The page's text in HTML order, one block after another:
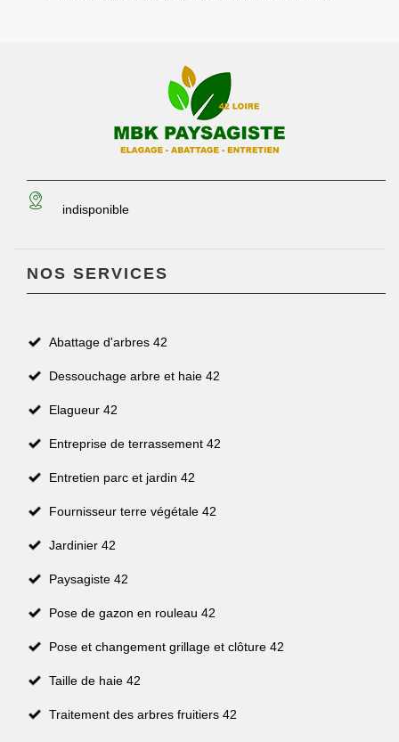
indisponible
NOS SERVICES
Abattage d'arbres 42
Dessouchage arbre et haie 42
Elagueur 42
Entreprise de terrassement 42
Entretien parc et jardin 42
Fournisseur terre végétale 42
Jardinier 42
Paysagiste 42
Pose de gazon en rouleau 42
Pose et changement grillage et clôture 42
Taille de haie 42
Traitement des arbres fruitiers 42